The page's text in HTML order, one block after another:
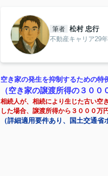
筆者 松村 忠行
不動産キャリア29年
空き家の発生を抑制するための特
（空き家の譲渡所得の３００
相続人が、相続により生じた古い空
した場合、譲渡所得から３０００万
（詳細適用要件あり、国土交通省